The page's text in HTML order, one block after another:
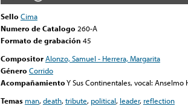
Sello Cima
Numero de Catalogo 260-A
Formato de grabación 45
CompositorAlonzo, Samuel - Herrera, Margarita
Género Corrido
AcompañamientoY Sus Continentales, vocal: Anselmo
Temas man,death,tribute, political, leader, reflection